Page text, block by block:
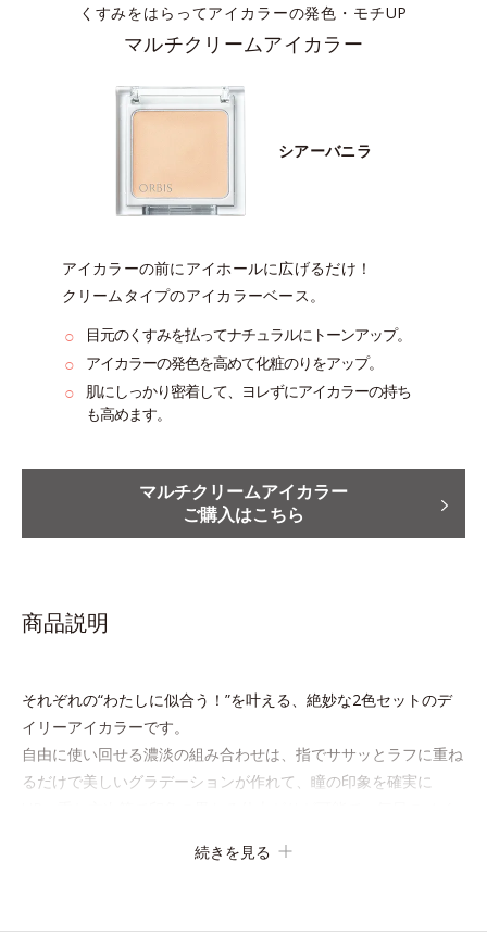
くすみをはらってアイカラーの発色・モチUP
マルチクリームアイカラー
シアーバニラ
アイカラーの前にアイホールに広げるだけ！
クリームタイプのアイカラーベース。
○ 目元のくすみを払ってナチュラルにトーンアップ。
○ アイカラーの発色を高めて化粧のりをアップ。
○ 肌にしっかり密着して、ヨレずにアイカラーの持ち
も高めます。
マルチクリームアイカラー
ご購入はこちら
商品説明
それぞれの“わたしに似合う！”を叶える、絶妙な2色セットのデ
イリーアイカラーです。
自由に使い回せる濃淡の組み合わせは、指でササッとラフに重ね
るだけで美しいグラデーションが作れて、瞳の印象を確実に
それぞれの肌色を考えたこだわりの色設計だから、冒険カラーも
続きを見る